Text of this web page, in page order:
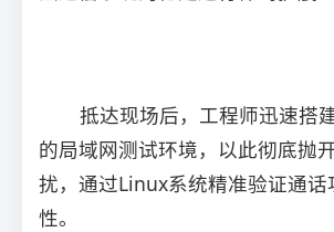
抵达现场后，工程师迅速搭
的局域网测试环境，以此彻底抛
扰，通过Linux系统精准验证通话
性。